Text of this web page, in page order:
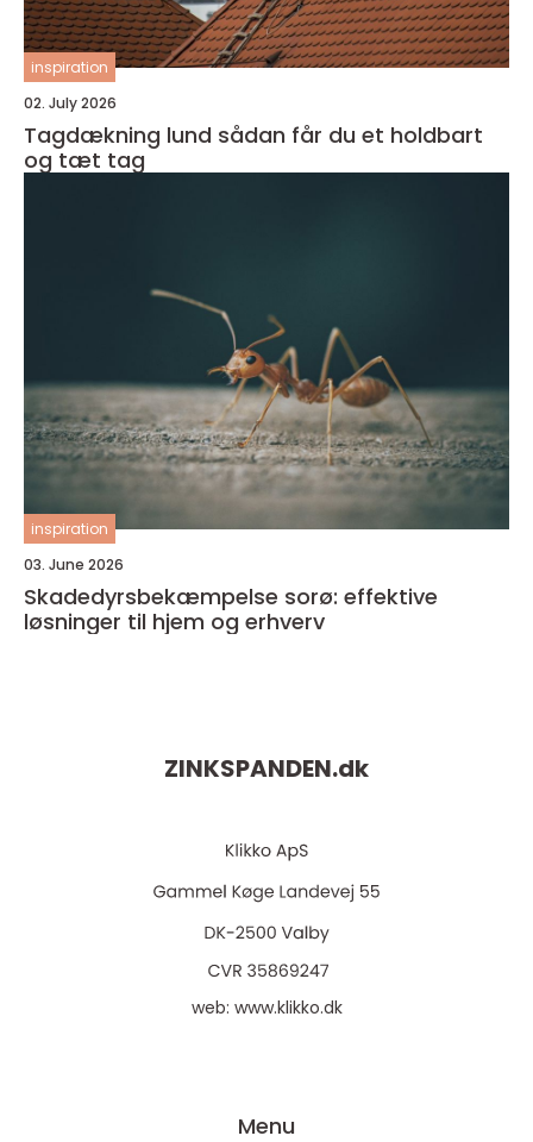
inspiration
02. July 2026
Tagdækning lund sådan får du et holdbart
og tæt tag
inspiration
03. June 2026
Skadedyrsbekæmpelse sorø: effektive
løsninger til hjem og erhverv
ZINKSPANDEN.dk
web: www.klikko.dk
Menu